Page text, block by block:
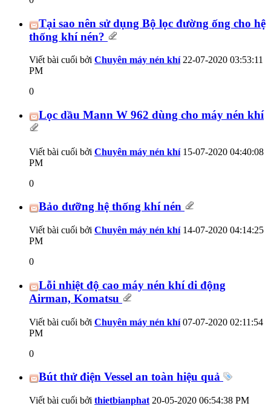
Tại sao nên sử dụng Bộ lọc đường ống cho hệ
thống khí nén?
Viết bài cuối bởi Chuyên máy nén khí22-07-2020 03:53:11
PM
0
Lọc dầu Mann W 962 dùng cho máy nén khí
Viết bài cuối bởi Chuyên máy nén khí15-07-2020 04:40:08
PM
0
Bảo dưỡng hệ thống khí nén
Viết bài cuối bởi Chuyên máy nén khí14-07-2020 04:14:25
PM
0
Lỗi nhiệt độ cao máy nén khí di động
Airman, Komatsu
Viết bài cuối bởi Chuyên máy nén khí07-07-2020 02:11:54
PM
0
Bút thử điện Vessel an toàn hiệu quả
Viết bài cuối bởi thietbianphat 20-05-2020 06:54:38 PM